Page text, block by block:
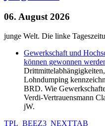
06. August 2026
junge Welt. Die linke
Gewerkschaft und
können gewonnen
Lohndumping
BRD. Wie
Verdi-Vertrauensmann
jW.
TPL_BEEZ3_NEXTTAB